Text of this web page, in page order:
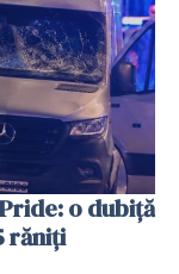
o dubiță
răniți